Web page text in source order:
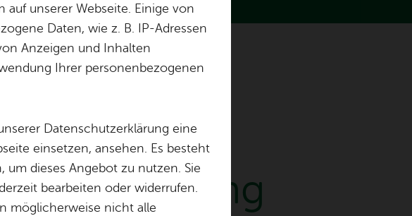
Ak­ti­on Ge­mein­sinn Ai­lin­gen
Bil­der
& Tanz
Auf­füh­rung
unserer Webseite. Einige von
Daten, wie z. B. IP-Adressen
Anzeigen und Inhalten
Ihrer personenbezogenen
Datenschutzerklärung eine
einsetzen, ansehen. Es besteht
dieses Angebot zu nutzen. Sie
bearbeiten oder widerrufen.
möglicherweise nicht alle